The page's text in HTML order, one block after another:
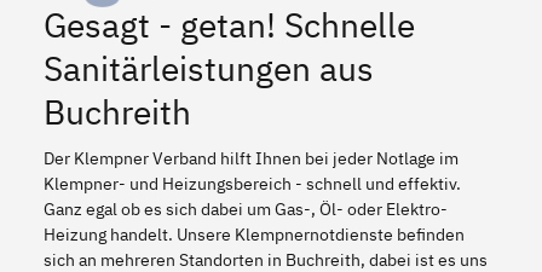
Gesagt - getan! Schnelle
Sanitärleistungen aus
Buchreith
Der Klempner Verband hilft Ihnen bei jeder Notlage im
Klempner- und Heizungsbereich - schnell und effektiv.
Ganz egal ob es sich dabei um Gas-, Öl- oder Elektro-
Heizung handelt. Unsere Klempnernotdienste befinden
sich an mehreren Standorten in Buchreith, dabei ist es uns